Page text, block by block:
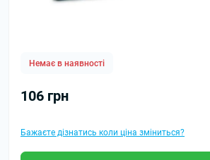
Немає в наявності
106 грн
Бажаєте дізнатись коли ціна зміниться?